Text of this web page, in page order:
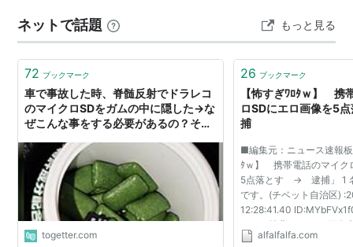
てことか…
ネットで話題 もっと見る
72 ブックマーク
車で事故した時、脊髄反射でドラレコ
のマイクロSDをガムの中に隠した→な
ぜこんな事をする必要があるの？その
togetter.com
26 ブックマーク
【怖すぎﾜﾛﾀｗ】 携
ロSDにエロ画像を
捕
■編集元：ニュース速報
ﾀｗ】 携帯電話のマイク
5点落とす → 逮捕」 1
です。(チベット自治区)
12:28:41.40
イント特典 わいせつ画
的で携帯電話に保管－改
alfalfalfa.com